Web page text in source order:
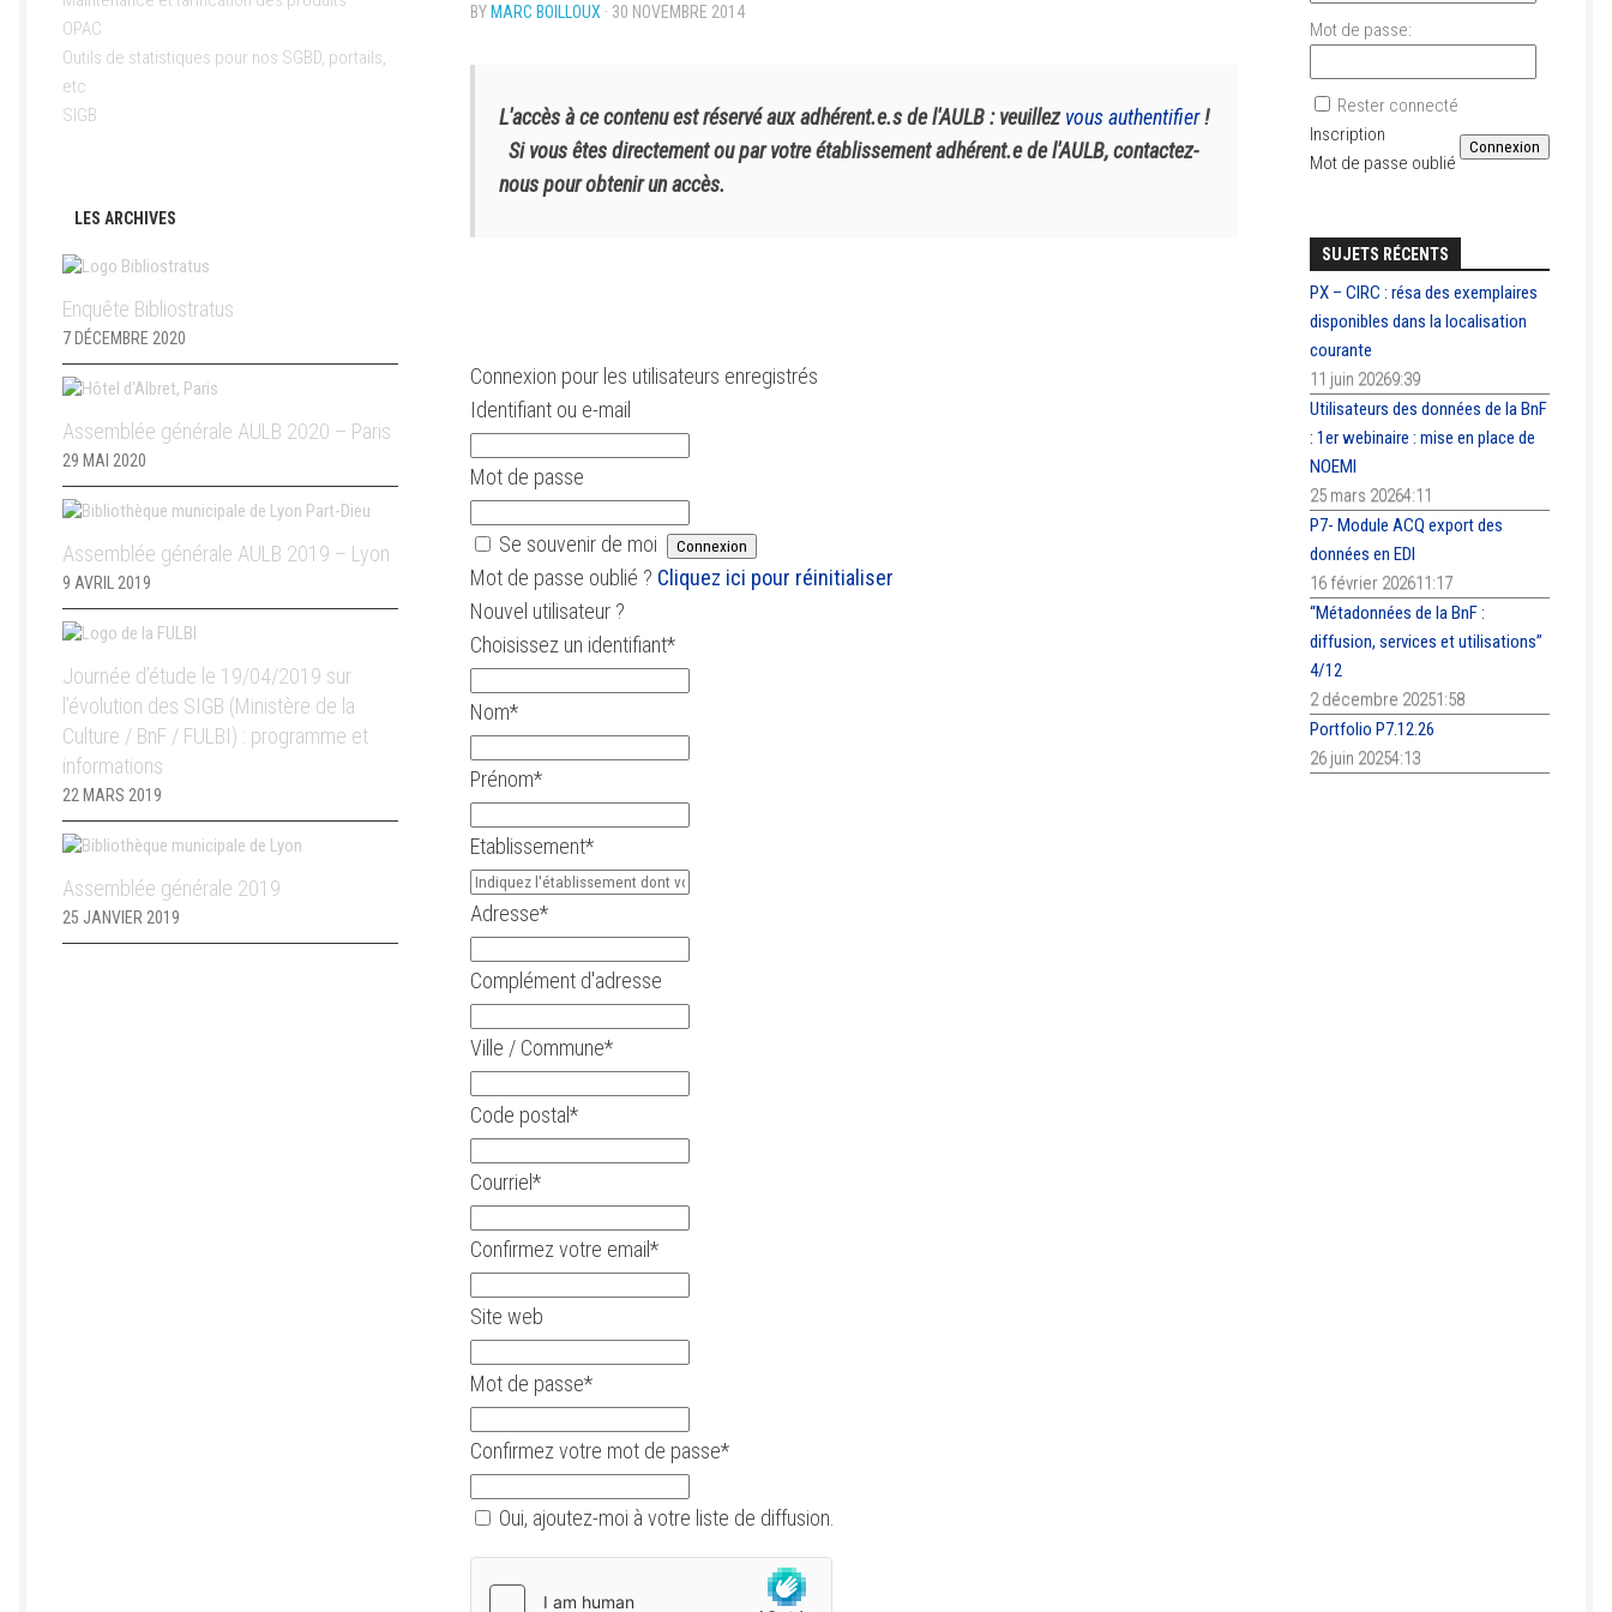
BY MARC BOILLOUX · 30 NOVEMBRE 2014
L'accès à ce contenu est réservé aux adhérent.e.s de l'AULB : veuillezvous authentifier!
Si vous êtes directement ou par votre établissement adhérent.e de l'AULB, contactez-
nous pour obtenir un accès.
Connexion pour les utilisateurs enregistrés
Identifiant ou e-mail
Mot de passe
Se souvenir de moi
Mot de passe oublié ? Cliquez ici pour réinitialiser
Nouvel utilisateur ?
Choisissez un identifiant*
Nom*
Prénom*
Etablissement*
Adresse*
Complément d'adresse
Ville / Commune*
Code postal*
Courriel*
Confirmez votre email*
Site web
Mot de passe*
Confirmez votre mot de passe*
Oui, ajoutez-moi à votre liste de diffusion.
OPAC
Outils de statistiques pour nos SGBD, portails,
etc
SIGB
LES ARCHIVES
Enquête Bibliostratus
7 DÉCEMBRE 2020
Assemblée générale AULB 2020 – Paris
29 MAI 2020
Assemblée générale AULB 2019 – Lyon
9 AVRIL 2019
Journée d’étude le 19/04/2019 sur
l’évolution des SIGB (Ministère de la
Culture / BnF / FULBI) : programme et
informations
22 MARS 2019
Assemblée générale 2019
25 JANVIER 2019
Mot de passe:
Rester connecté
Connexion
Inscription
Mot de passe oublié
SUJETS RÉCENTS
PX – CIRC : résa des exemplaires
disponibles dans la localisation
courante
11 juin 20269:39
Utilisateurs des données de la BnF
: 1er webinaire : mise en place de
NOEMI
25 mars 20264:11
P7- Module ACQ export des
données en EDI
16 février 202611:17
“Métadonnées de la BnF :
diffusion, services et utilisations”
4/12
2 décembre 20251:58
Portfolio P7.12.26
26 juin 20254:13